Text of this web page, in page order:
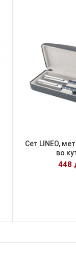
Сет LINEO,
во
448